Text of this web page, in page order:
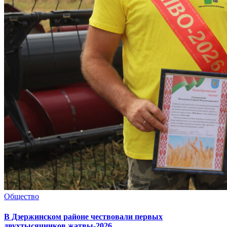
Общество
В Дзержинском районе чествовали первых